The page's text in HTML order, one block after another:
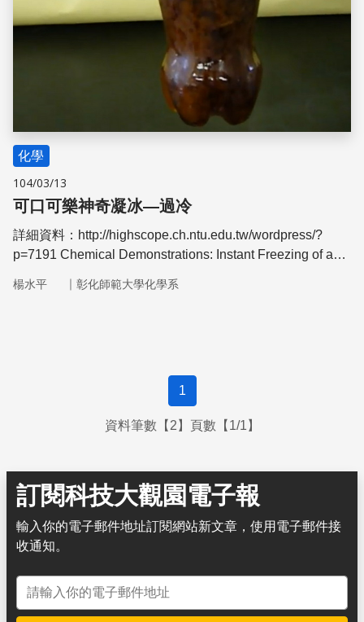
化學
104/03/13
可口可樂神奇凝冰—過冷
詳細資料：http://highscope.ch.ntu.edu.tw/wordpress/?
p=7191 Chemical Demonstrations: Instant Freezing of a
冰販賣機"搖一搖可樂瓶就會瞬間結冰，為什麼呢？可樂到
楊水平 ｜ 彰化師範大學化學系
1
資料筆數【2】頁數【1/1】
訂閱科技大觀園電子報
輸入你的電子郵件地址訂閱網站新文章，使用電子郵件接
收通知。
電子郵件地址